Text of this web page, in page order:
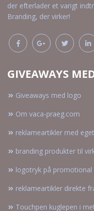
der efterlader et varigt
Branding, der virker!
GIVEAWAYS
Giveaways med logo
Om vaca-praeg.com
reklameartikler med
branding produkter til
logotryk på
reklameartikler direkte
Touchpen kuglepen i